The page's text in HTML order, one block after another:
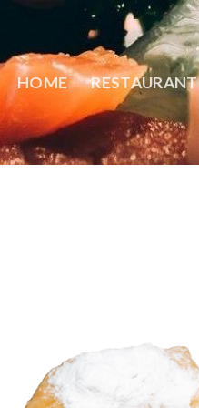
HOME RESTAURANT